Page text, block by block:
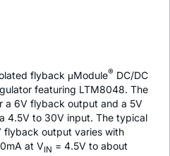
flyback μModule® DC/DC
featuring LTM8048. The
a 6V flyback output and a 5V
4.5V to 30V input. The typical
output varies with
at VIN = 4.5V to about